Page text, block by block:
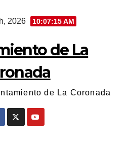
2026 10:07:16 AM
de La
de La Coronada